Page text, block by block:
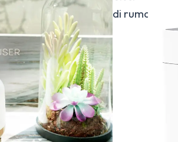
kualitas udara di rumah